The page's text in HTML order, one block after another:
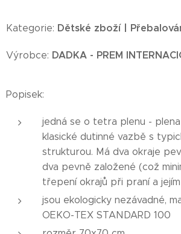
Kategorie: Dětské zboží |
Výrobce: DADKA - PREM
Popisek:
jedná se o tetra plenu -
klasické dutinné vazbě s
strukturou. Má dva okraje
dva pevně založené (což
třepení okrajů při praní a
jsou ekologicky nezávadné,
OEKO-TEX STANDARD 100